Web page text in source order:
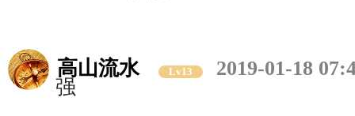
高山流水 Lv13
2019-01-18
强